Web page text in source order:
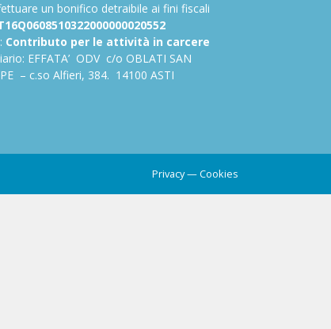
un bonifico detraibile ai fini fiscali
Contributo per le attività in carcere
EFFATA’ ODV c/o OBLATI SAN
– c.so Alfieri, 384. 14100 ASTI
Privacy—Cookies